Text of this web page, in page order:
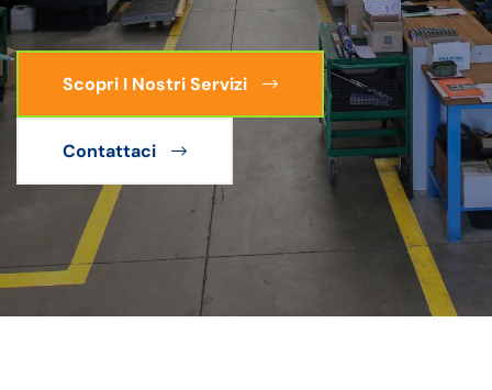
Scopri I Nostri Servizi
Contattaci